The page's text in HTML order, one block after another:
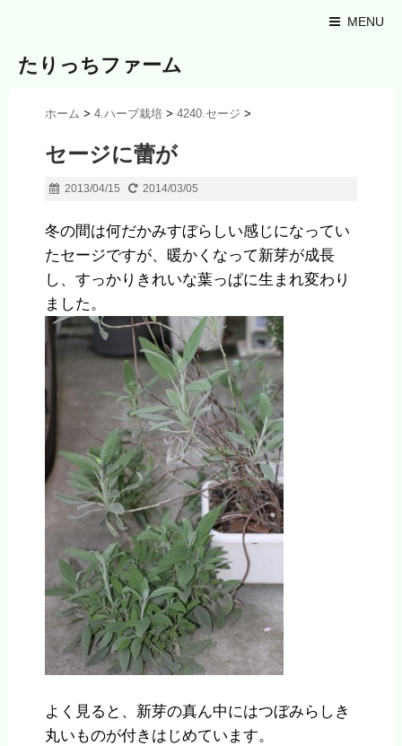
MENU
たりっちファーム
ホーム > 4.ハーブ栽培 > 4240.セージ >
セージに蕾が
2013/04/15 2014/03/05
冬の間は何だかみすぼらしい感じになってい
たセージですが、暖かくなって新芽が成長
し、すっかりきれいな葉っぱに生まれ変わり
ました。
よく見ると、新芽の真ん中にはつぼみらしき
丸いものが付きはじめています。